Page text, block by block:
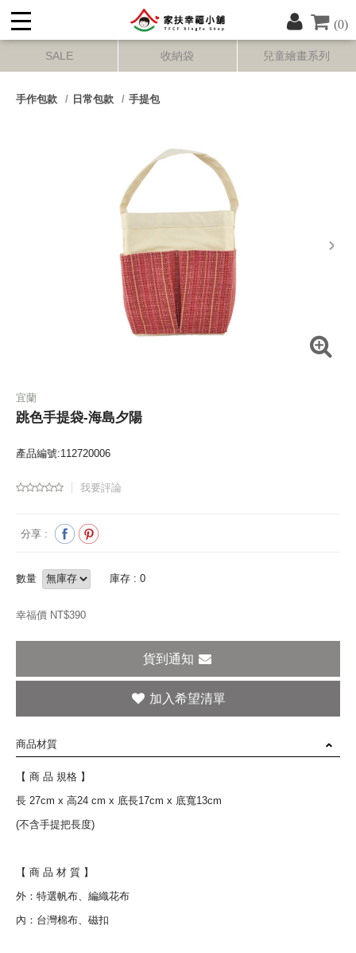
(0)
SALE 收納袋 兒童繪畫系列
手作包款 日常包款 手提包
next
宜蘭
跳色手提袋-海島夕陽
產品編號:112720006
我要評論
分享 :
數量 庫存 : 0
幸福價 NT$390
貨到通知
商品材質
【 商 品 規格 】
長 27cm x 高24 cm x 底長17cm x 底寬13cm
(不含手提把長度)
【 商 品 材 質 】
外：特選帆布、編織花布
內：台灣棉布、磁扣